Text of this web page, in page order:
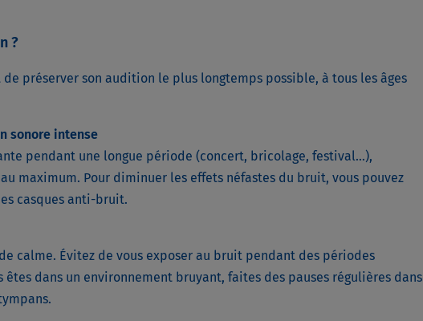
?
préserver son audition le plus longtemps possible, à tous les âges
sonore intense
pendant une longue période (concert, bricolage, festival…),
maximum. Pour diminuer les effets néfastes du bruit, vous pouvez
casques anti-bruit.
calme. Évitez de vous exposer au bruit pendant des périodes
êtes dans un environnement bruyant, faites des pauses régulières dans